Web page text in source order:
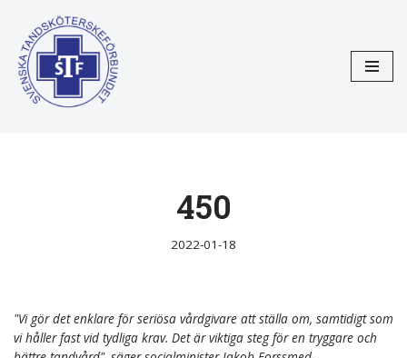
Hoppa
till
innehåll
450
2022-01-18
"Vi gör det enklare för seriösa vårdgivare att ställa om, samtidigt som
vi håller fast vid tydliga krav. Det är viktiga steg för en tryggare och